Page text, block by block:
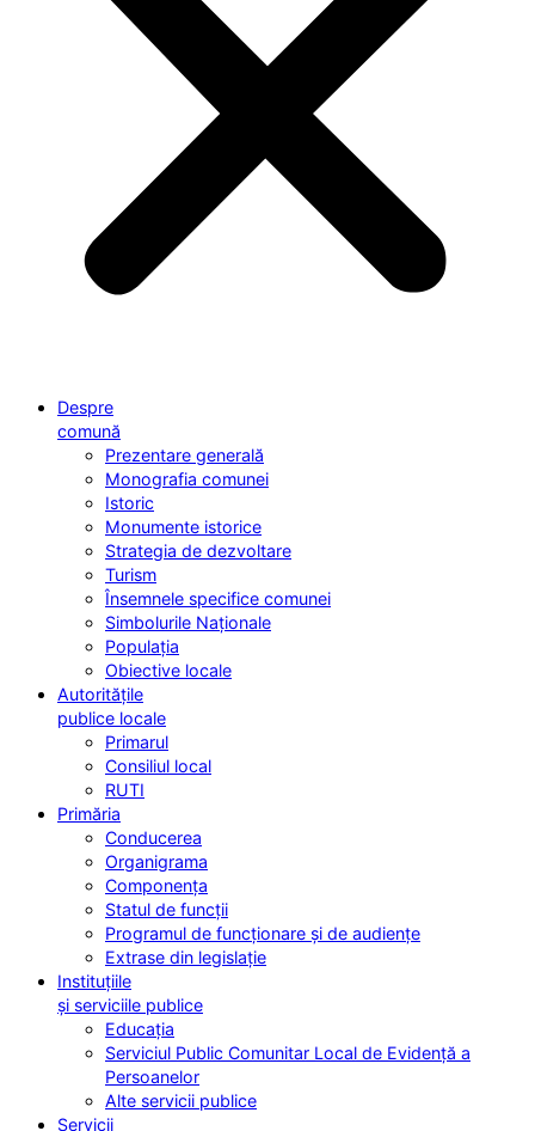
Despre
comună
Prezentare generală
Monografia comunei
Istoric
Monumente istorice
Strategia de dezvoltare
Turism
Însemnele specifice comunei
Simbolurile Naționale
Populația
Obiective locale
Autoritățile
publice locale
Primarul
Consiliul local
RUTI
Primăria
Conducerea
Organigrama
Componența
Statul de funcții
Programul de funcționare și de audiențe
Extrase din legislație
Instituțiile
și serviciile publice
Educația
Serviciul Public Comunitar Local de Evidență a
Persoanelor
Alte servicii publice
Servicii